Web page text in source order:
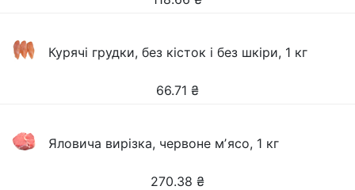
Курячі грудки, без кісток і без шкіри, 1 кг
66.71 ₴
Яловича вирізка, червоне мʼясо, 1 кг
270.38 ₴